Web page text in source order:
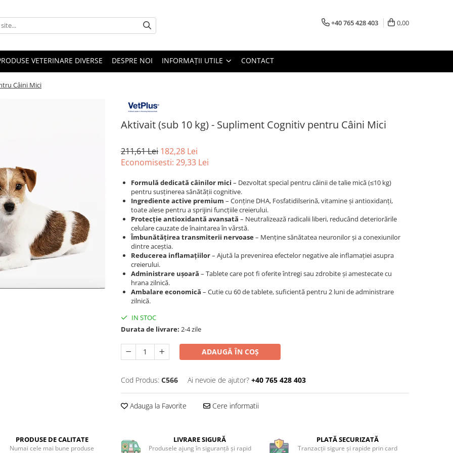
+40 765 428 403 0,00
VETERINARE DIVERSE DESPRE NOI INFORMAȚII UTILE CONTACT
Câini Mici
Aktivait (sub 10 kg) - Supliment Cognitiv pentru Câini Mici
211,61 Lei 182,28 Lei
Economisesti: 29,33 Lei
Formulă dedicată câinilor mici – Dezvoltat special pentru câinii de talie mică (≤10 kg)
pentru susținerea sănătății cognitive.
Ingrediente active premium – Conține DHA, Fosfatidilserină, vitamine și antioxidanți,
toate alese pentru a sprijini funcțiile creierului.
Protecție antioxidantă avansată – Neutralizează radicalii liberi, reducând deteriorările
celulare cauzate de înaintarea în vârstă.
Îmbunătățirea transmiterii nervoase– Menține sănătatea neuronilor și a conexiunilor
dintre aceștia.
Reducerea inflamațiilor– Ajută la prevenirea efectelor negative ale inflamației asupra
creierului.
Administrare ușoară – Tablete care pot fi oferite întregi sau zdrobite și amestecate cu
hrana zilnică.
Ambalare economică – Cutie cu 60 de tablete, suficientă pentru 2 luni de administrare
zilnică.
IN STOC
Durata de livrare: 2-4 zile
ADAUGĂ ÎN COȘ
Cod Produs: C566 Ai nevoie de ajutor? +40 765 428 403
Adauga la Favorite Cere informatii
PRODUSE DE CALITATE
Numai cele mai bune produse
LIVRARE SIGURĂ
Produsele ajung în siguranță și rapid
PLATĂ SECURIZATĂ
Tranzacții sigure și rapide prin card